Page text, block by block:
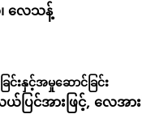
လေသန့်
ြင်းနှင့်အမှုဆောင်ခြင်း
ပြင်အားဖြင့်, လေအာ